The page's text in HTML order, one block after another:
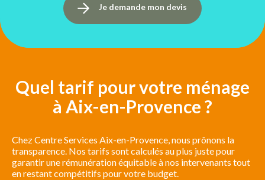
Je demande mon devis
Quel tarif pour votre ménage
à Aix-en-Provence ?
Chez Centre Services Aix-en-Provence, nous prônons la
transparence. Nos tarifs sont calculés au plus juste pour
garantir une rémunération équitable à nos intervenants tout
en restant compétitifs pour votre budget.